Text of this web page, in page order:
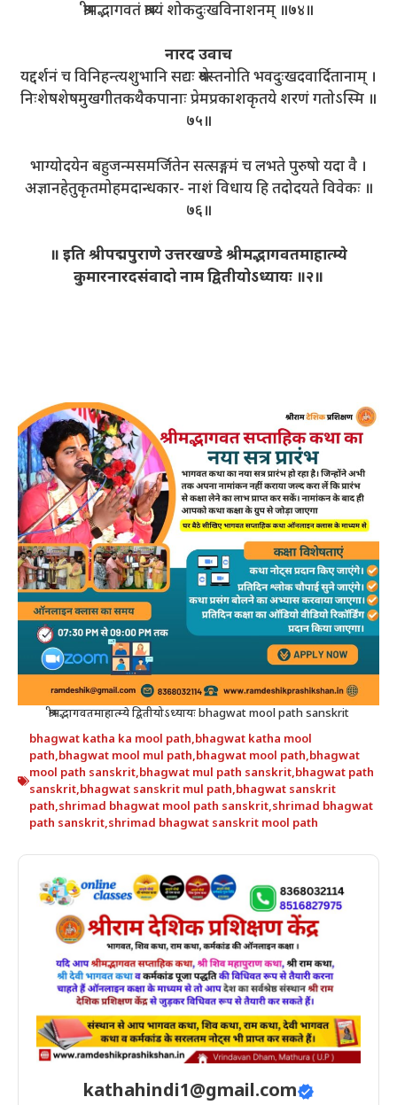
श्रीमद्भागवतं श्राव्यं शोकदुःखविनाशनम् ॥७४॥
नारद उवाच
यद्दर्शनं च विनिहन्त्यशुभानि सद्यः श्रेयस्तनोति भवदुःखदवार्दितानाम् ।
निःशेषशेषमुखगीतकथैकपानाः प्रेमप्रकाशकृतये शरणं गतोऽस्मि ॥
७५॥
भाग्योदयेन बहुजन्मसमर्जितेन सत्सङ्गमं च लभते पुरुषो यदा वै ।
अज्ञानहेतुकृतमोहमदान्धकार- नाशं विधाय हि तदोदयते विवेकः ॥
७६॥
॥ इति श्रीपद्मपुराणे उत्तरखण्डे श्रीमद्भागवतमाहात्म्ये
कुमारनारदसंवादो नाम द्वितीयोऽध्यायः ॥२॥
श्रीमद्भागवतमाहात्म्ये द्वितीयोऽध्यायः bhagwat mool path sanskrit
bhagwat katha ka mool path,bhagwat katha mool
path,bhagwat mool mul path,bhagwat mool path,bhagwat
mool path sanskrit,bhagwat mul path sanskrit,bhagwat path
sanskrit,bhagwat sanskrit mul path,bhagwat sanskrit
path,shrimad bhagwat mool path sanskrit,shrimad bhagwat
path sanskrit,shrimad bhagwat sanskrit mool path
kathahindi1@gmail.com